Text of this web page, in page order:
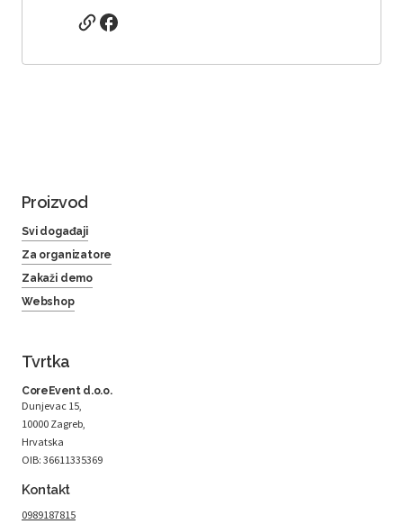
Proizvod
Svi događaji
Za organizatore
Zakaži demo
Webshop
Tvrtka
CoreEvent d.o.o.
Dunjevac 15,
10000 Zagreb,
Hrvatska
OIB: 36611335369
Kontakt
0989187815